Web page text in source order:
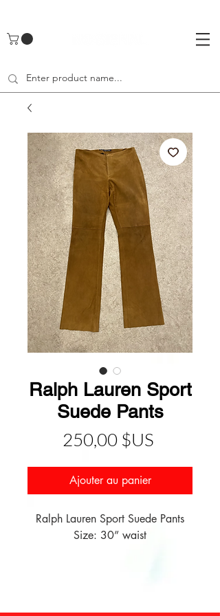
Ralph Lauren Sport
Suede Pants
250,00 $US
Ajouter au panier
Ralph Lauren Sport Suede Pants
Size: 30” waist